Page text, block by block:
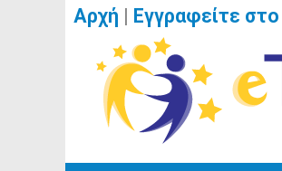
Αρχή | Εγγραφείτε